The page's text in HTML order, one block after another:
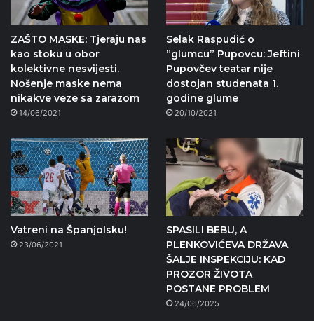
ZAŠTO MASKE: Tjeraju nas
kao stoku u obor
kolektivne nesvijesti.
Nošenje maske nema
nikakve veze sa zarazom
14/06/2021
Selak Raspudić o
”glumcu” Pupovcu: Jeftini
Pupovčev teatar nije
dostojan studenata 1.
godine glume
20/10/2021
Vatreni na Španjolsku!
23/06/2021
SPASILI BEBU, A
PLENKOVIĆEVA DRŽAVA
ŠALJE INSPEKCIJU: KAD
PROZOR ŽIVOTA
POSTANE PROBLEM
24/06/2025